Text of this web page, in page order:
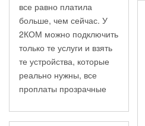
все равно платила
больше, чем сейчас. У
2КОМ можно подключить
только те услуги и взять
те устройства, которые
реально нужны, все
проплаты прозрачные